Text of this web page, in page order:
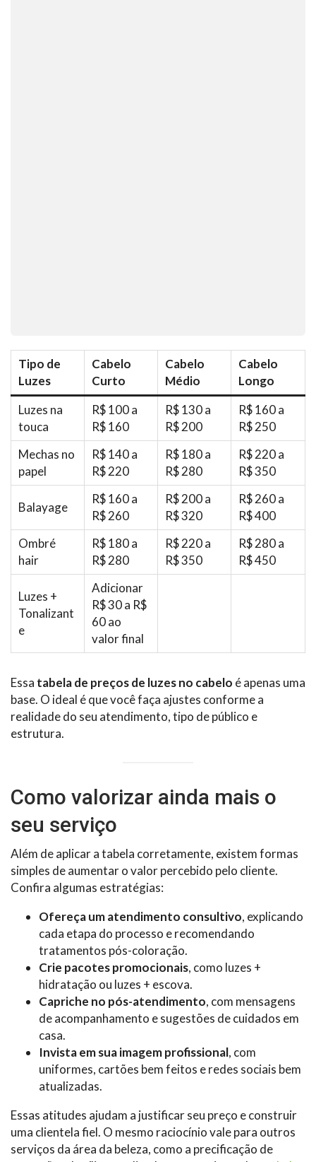
Tipo de
Luzes
Cabelo
Curto
Cabelo
Médio
Cabelo
Longo
Luzes na
touca
R$ 100 a
R$ 160
R$ 130 a
R$ 200
R$ 160 a
R$ 250
Mechas no
papel
R$ 140 a
R$ 220
R$ 180 a
R$ 280
R$ 220 a
R$ 350
Balayage
R$ 160 a
R$ 260
R$ 200 a
R$ 320
R$ 260 a
R$ 400
Ombré
hair
R$ 180 a
R$ 280
R$ 220 a
R$ 350
R$ 280 a
R$ 450
Luzes +
Tonalizant
e
Adicionar
R$ 30 a R$
60 ao
valor final
Essa tabela de preços de luzes no cabelo é apenas uma
base. O ideal é que você faça ajustes conforme a
realidade do seu atendimento, tipo de público e
estrutura.
Como valorizar ainda mais o
seu serviço
Além de aplicar a tabela corretamente, existem formas
simples de aumentar o valor percebido pelo cliente.
Confira algumas estratégias:
Ofereça um atendimento consultivo, explicando
cada etapa do processo e recomendando
tratamentos pós-coloração.
Crie pacotes promocionais, como luzes +
hidratação ou luzes + escova.
Capriche no pós-atendimento, com mensagens
de acompanhamento e sugestões de cuidados em
casa.
Invista em sua imagem profissional, com
uniformes, cartões bem feitos e redes sociais bem
atualizadas.
Essas atitudes ajudam a justificar seu preço e construir
uma clientela fiel. O mesmo raciocínio vale para outros
serviços da área da beleza, como a precificação de